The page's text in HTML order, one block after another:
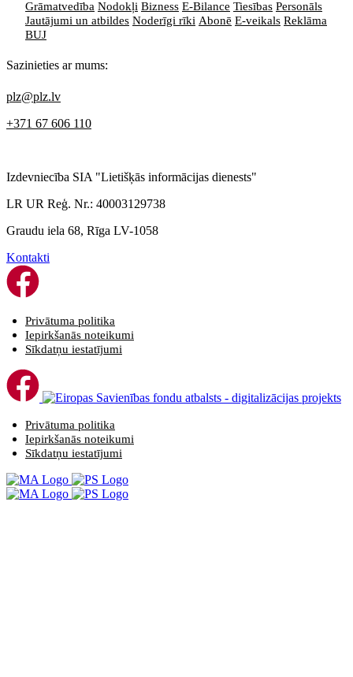
Grāmatvedība Nodokļi Bizness E-Bilance Tiesības Personāls
Jautājumi un atbildes Noderīgi rīki Abonē E-veikals Reklāma
BUJ
Sazinieties ar mums:
plz@plz.lv
+371 67 606 110
Izdevniecība SIA "Lietišķās informācijas dienests"
LR UR Reģ. Nr.: 40003129738
Graudu iela 68, Rīga LV-1058
Kontakti
Privātuma politika
Iepirkšanās noteikumi
Sīkdatņu iestatījumi
Privātuma politika
Iepirkšanās noteikumi
Sīkdatņu iestatījumi